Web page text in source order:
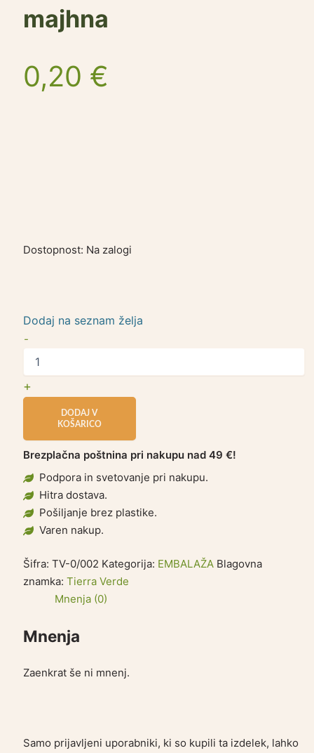
majhna
0,20 €
Dostopnost: Na zalogi
Dodaj na seznam želja
-
+
DODAJ V
KOŠARICO
Brezplačna poštnina pri nakupu nad 49 €!
Podpora in svetovanje pri nakupu.
Hitra dostava.
Pošiljanje brez plastike.
Varen nakup.
Šifra:TV-0/002 Kategorija: EMBALAŽA Blagovna
znamka:Tierra Verde
Mnenja (0)
Mnenja
Zaenkrat še ni mnenj.
Samo prijavljeni uporabniki, ki so kupili ta izdelek, lahko